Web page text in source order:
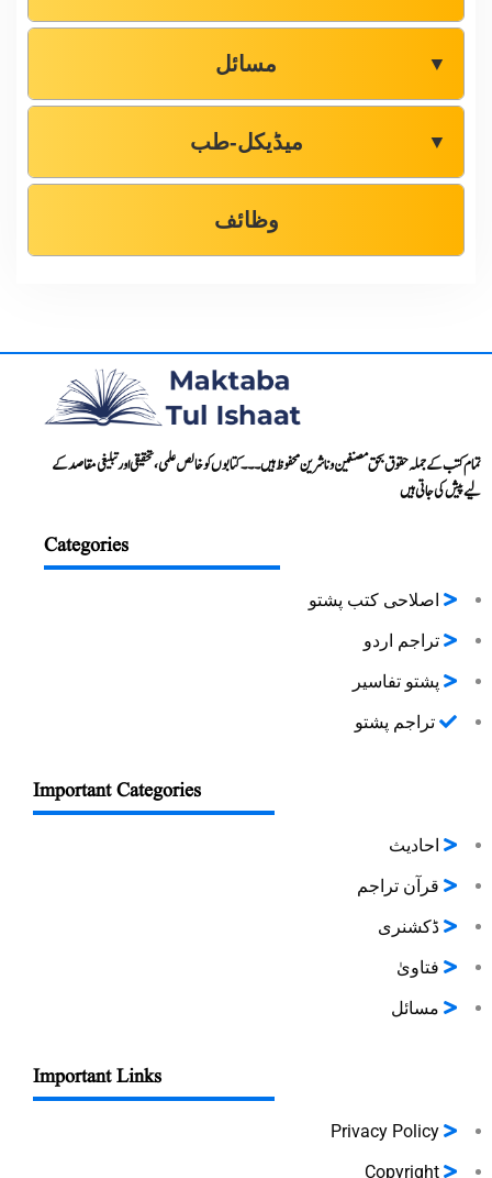
مسائل ▼
میڈیکل-طب ▼
وظائف
تمام کتب کے جملہ حقوق بحق مصنفین و ناشرین محفوظ ہیں۔۔۔ کتابوں کو خالص علمی، تحقیقی اور تبلیغی مقاصد کے
لیے پیش کی جاتی ہیں
Categories
اصلاحی کتب پشتو
تراجم اردو
پشتو تفاسیر
تراجم پشتو
Important Categories
احادیث
قرآن تراجم
ڈکشنری
فتاویٰ
مسائل
Important Links
Privacy Policy
Copyright